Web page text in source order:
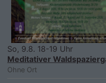
So, 9.8. 18-19 Uhr
Meditativer
Ohne Ort